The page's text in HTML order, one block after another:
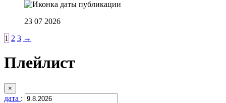
23 07 2026
1 2 3 →
Плейлист
×
дата :